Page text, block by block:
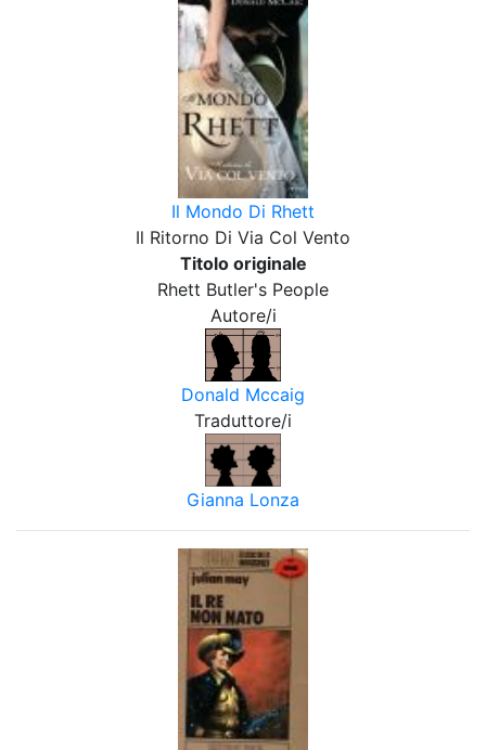
Il Mondo Di Rhett
Il Ritorno Di Via Col Vento
Titolo originale
Rhett Butler's People
Autore/i
Donald Mccaig
Traduttore/i
Gianna Lonza